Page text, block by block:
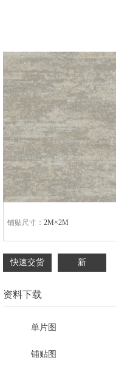
铺贴尺寸： 2M×2M
快速交货 新
资料下载
单片图
铺贴图